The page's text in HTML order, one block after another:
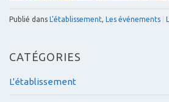
Publié dans L'établissement, Les événements
CATÉGORIES
L'établissement